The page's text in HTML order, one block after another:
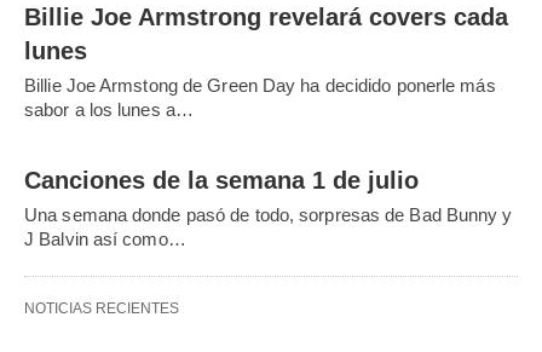
Billie Joe Armstrong revelará covers cada
lunes
Billie Joe Armstong de Green Day ha decidido ponerle más
sabor a los lunes a…
Canciones de la semana 1 de julio
Una semana donde pasó de todo, sorpresas de Bad Bunny y
J Balvin así como…
NOTICIAS RECIENTES